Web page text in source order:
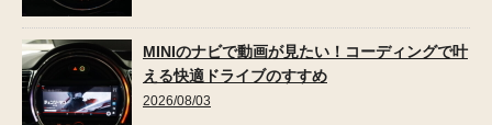
MINIのナビで動画が見たい！コーディングで叶
える快適ドライブのすすめ
2026/08/03